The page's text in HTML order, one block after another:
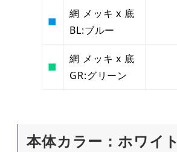
■
網 メッキ x 底
BL:ブルー
■
網 メッキ x 底
GR:グリーン
本体カラー：ホワイト